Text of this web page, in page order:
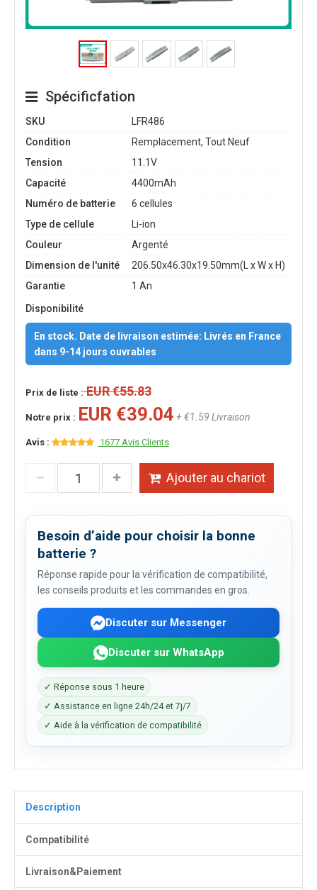
Spécificfation
SKU
LFR486
Condition
Remplacement, Tout Neuf
Tension
11.1V
Capacité
4400mAh
Numéro de batterie
6 cellules
Type de cellule
Li-ion
Couleur
Argenté
Dimension de l'unité
206.50x46.30x19.50mm(L x W x H)
Garantie
1 An
Disponibilité
En stock. Date de livraison estimée: Livrés en France
dans 9-14 jours ouvrables
Prix de liste :EUR €55.83
Notre prix : EUR €39.04 + €1.59 Livraison
Avis : 1677 Avis Clients
Ajouter au chariot
Besoin d’aide pour choisir la bonne
batterie ?
Réponse rapide pour la vérification de compatibilité,
les conseils produits et les commandes en gros.
Discuter sur Messenger
Discuter sur WhatsApp
✓ Réponse sous 1 heure
✓ Assistance en ligne 24h/24 et 7j/7
✓ Aide à la vérification de compatibilité
Description
Compatibilité
Livraison&Paiement